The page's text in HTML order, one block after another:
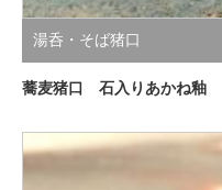
湯呑・そば猪口
蕎麦猪口 石入りあかね釉